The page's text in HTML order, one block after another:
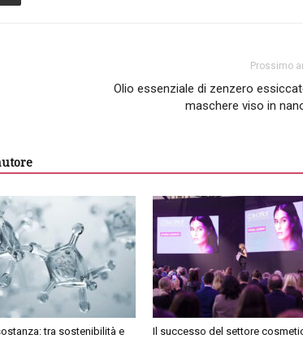
Prossimo
Olio essenziale di zenzero
maschere viso in
tra sostenibilità e
Il successo del settore